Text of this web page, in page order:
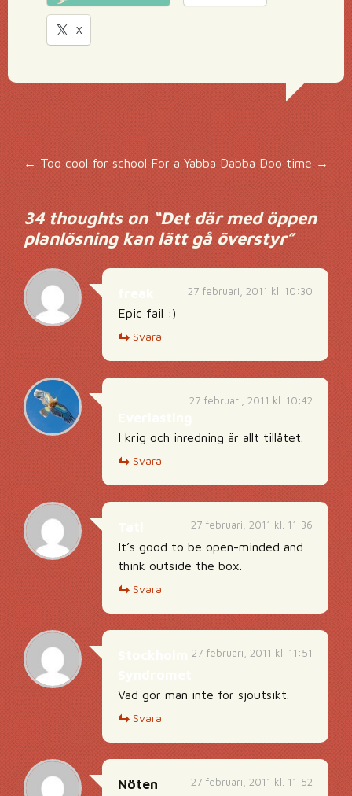
X
Inläggsnavigering
← Too cool for school For a Yabba Dabba Doo time →
34 thoughts on “Det där med öppen
planlösning kan lätt gå överstyr”
27 februari, 2011 kl. 10:30
Epic fail :)
Svara
27 februari, 2011 kl. 10:42
I krig och inredning är allt tillåtet.
Svara
27 februari, 2011 kl. 11:36
It’s good to be open-minded and
think outside the box.
Svara
27 februari, 2011 kl. 11:51
Vad gör man inte för sjöutsikt.
Svara
27 februari, 2011 kl. 11:52
Nöten